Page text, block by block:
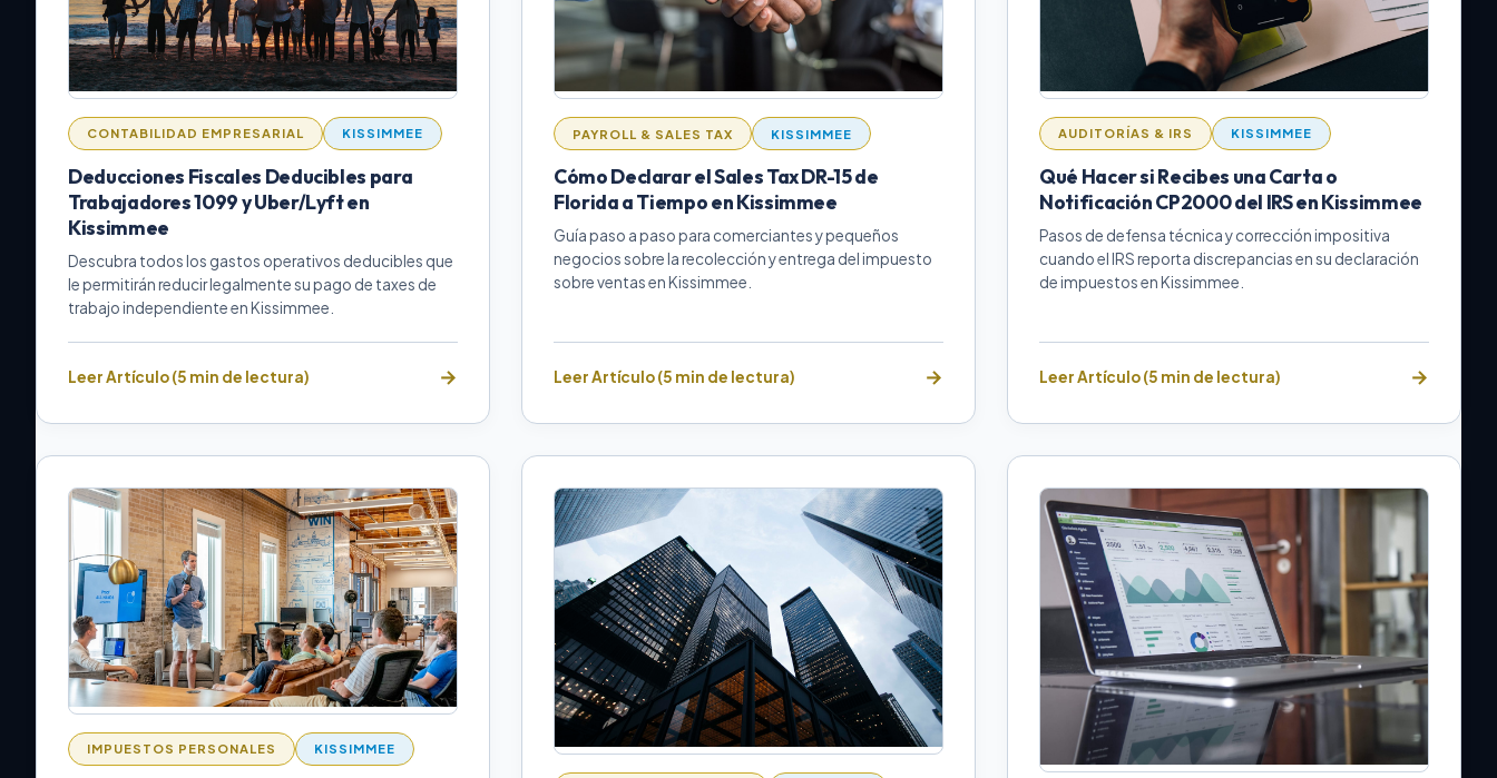
CONTABILIDAD EMPRESARIAL KISSIMMEE
Deducciones Fiscales Deducibles para
Trabajadores 1099 y Uber/Lyft en
Kissimmee
Descubra todos los gastos operativos deducibles que
le permitirán reducir legalmente su pago de taxes de
trabajo independiente en Kissimmee.
Leer Artículo (5 min de lectura)
PAYROLL & SALES TAX KISSIMMEE
Cómo Declarar el Sales Tax DR-15 de
Florida a Tiempo en Kissimmee
Guía paso a paso para comerciantes y pequeños
negocios sobre la recolección y entrega del impuesto
sobre ventas en Kissimmee.
Leer Artículo (5 min de lectura)
AUDITORÍAS & IRS KISSIMMEE
Qué Hacer si Recibes una Carta o
Notificación CP2000 del IRS en Kissimmee
Pasos de defensa técnica y corrección impositiva
cuando el IRS reporta discrepancias en su declaración
de impuestos en Kissimmee.
Leer Artículo (5 min de lectura)
IMPUESTOS PERSONALES KISSIMMEE